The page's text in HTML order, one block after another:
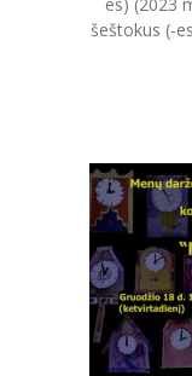
--
-- KAINA
PARAMA
EN
es) (2023
šeštokus (-